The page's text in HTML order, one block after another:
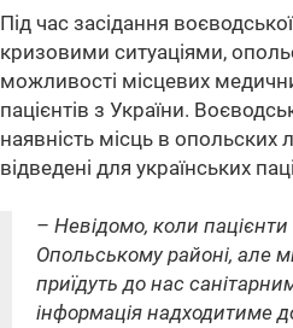
Під час засідання
кризовими ситуаціями,
можливості місцевих
пацієнтів з України.
наявність місць в опольских
відведені для українських
– Невідомо, коли пацієнти
Опольському районі, але
приїдуть до нас
інформація надходитиме